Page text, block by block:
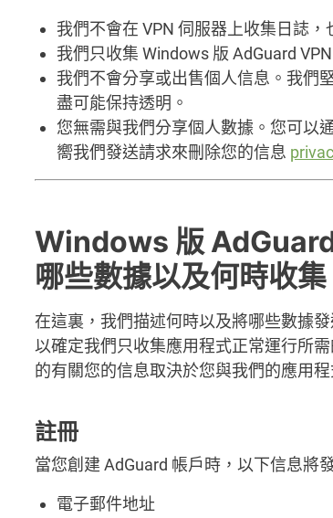
我們不會在 VPN 伺服器上收集日誌，
我們只收集 Windows 版 AdGuard
我們不會分享或出售個人信息。我們
盡可能保持透明。
您無需與我們分享個人數據。您可以
嚮我們發送請求來刪除您的信息
Windows 版
哪些數據以及何時收集
在這裏，我們描述何時以及將哪些數據
以確定我們只收集應用程式正常運行所
的有關您的信息取決於您與我們的應用程
註冊
當您創建 AdGuard 帳戶時，以下信息將
電子郵件地址